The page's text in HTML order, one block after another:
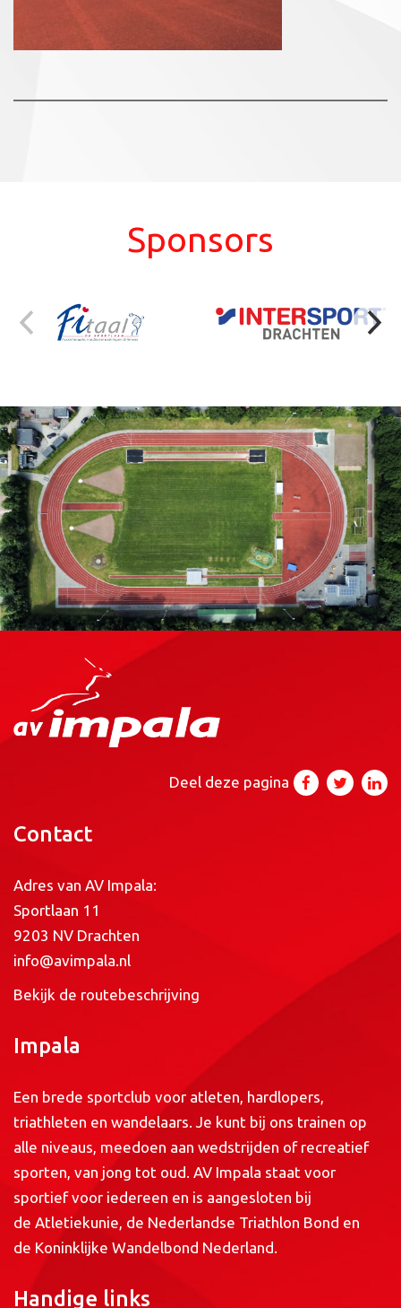
Sponsors
Deel deze pagina
Contact
Adres van AV Impala:
Sportlaan 11
9203 NV Drachten
info@avimpala.nl
Bekijk de routebeschrijving
Impala
Een brede sportclub voor atleten, hardlopers,
triathleten en wandelaars. Je kunt bij ons trainen op
alle niveaus, meedoen aan wedstrijden of recreatief
sporten, van jong tot oud. AV Impala staat voor
sportief voor iedereen en is aangesloten bij
de Atletiekunie, de Nederlandse Triathlon Bond en
de Koninklijke Wandelbond Nederland.
Handige links